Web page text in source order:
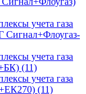
учета газа
учета газа
(11)
учета газа
(11)